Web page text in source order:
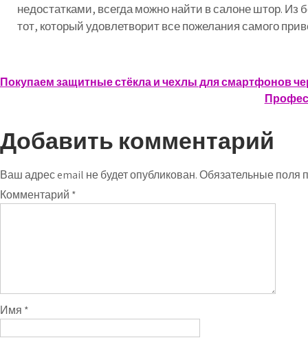
недостатками, всегдаможнонайти всалонештор. Из
тот, которыйудовлетворитвсепожеланиясамого
Навигация
записям
Покупаем защитные стёкла и чехлы для смартфонов
Добавить комментарий
Ваш адрес email не будет опубликован.Обязательные поля
Комментарий *
Имя *